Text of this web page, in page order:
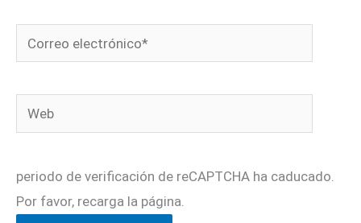
Correo
electrónico*
Web
periodo de verificación de reCAPTCHA ha caducado.
Por favor, recarga la página.